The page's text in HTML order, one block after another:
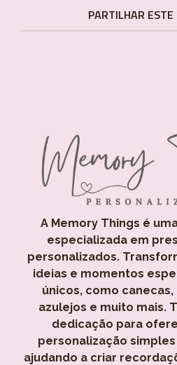
PARTILHAR ESTE
A Memory Things é
especializada em
personalizados.
ideias e momentos
únicos, como
azulejos e muito mais.
dedicação para
personalização
ajudando a criar